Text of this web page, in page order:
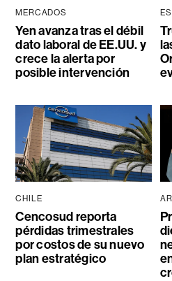
MERCADOS
Yen avanza tras el débil
dato laboral de EE.UU. y
crece la alerta por
posible intervención
CHILE
Cencosud reporta
pérdidas trimestrales
por costos de su nuevo
plan estratégico